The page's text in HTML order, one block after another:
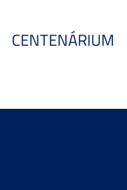
CENTENÁRIUM